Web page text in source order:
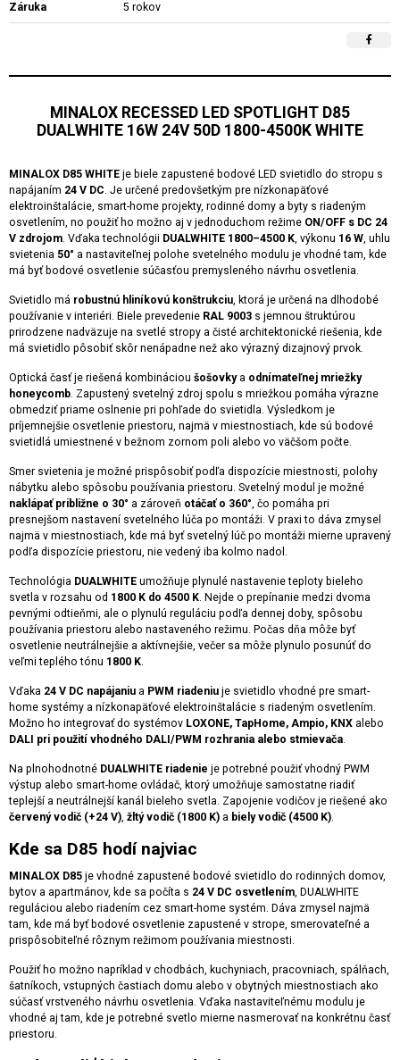
Záruka 5 rokov
MINALOX RECESSED LED SPOTLIGHT D85
DUALWHITE 16W 24V 50D 1800-4500K WHITE
MINALOX D85 WHITE je biele zapustené bodové LED svietidlo do stropu s
napájaním 24 V DC. Je určené predovšetkým pre nízkonapäťové
elektroinštalácie, smart-home projekty, rodinné domy a byty s riadeným
osvetlením, no použiť ho možno aj v jednoduchom režime ON/OFF s DC 24
V zdrojom. Vďaka technológii DUALWHITE 1800–4500 K, výkonu 16 W, uhlu
svietenia 50° a nastaviteľnej polohe svetelného modulu je vhodné tam, kde
má byť bodové osvetlenie súčasťou premysleného návrhu osvetlenia.
Svietidlo má robustnú hliníkovú konštrukciu, ktorá je určená na dlhodobé
používanie v interiéri. Biele prevedenie RAL 9003 s jemnou štruktúrou
prirodzene nadväzuje na svetlé stropy a čisté architektonické riešenia, kde
má svietidlo pôsobiť skôr nenápadne než ako výrazný dizajnový prvok.
Optická časť je riešená kombináciou šošovkya odnímateľnej mriežky
honeycomb. Zapustený svetelný zdroj spolu s mriežkou pomáha výrazne
obmedziť priame oslnenie pri pohľade do svietidla. Výsledkom je
príjemnejšie osvetlenie priestoru, najmä v miestnostiach, kde sú bodové
svietidlá umiestnené v bežnom zornom poli alebo vo väčšom počte.
Smer svietenia je možné prispôsobiť podľa dispozície miestnosti, polohy
nábytku alebo spôsobu používania priestoru. Svetelný modul je možné
naklápať približne o 30° a zároveň otáčať o 360°, čo pomáha pri
presnejšom nastavení svetelného lúča po montáži. V praxi to dáva zmysel
najmä v miestnostiach, kde má byť svetelný lúč po montáži mierne upravený
podľa dispozície priestoru, nie vedený iba kolmo nadol.
Technológia DUALWHITE umožňuje plynulé nastavenie teploty bieleho
svetla v rozsahu od 1800 K do 4500 K. Nejde o prepínanie medzi dvoma
pevnými odtieňmi, ale o plynulú reguláciu podľa dennej doby, spôsobu
používania priestoru alebo nastaveného režimu. Počas dňa môže byť
osvetlenie neutrálnejšie a aktívnejšie, večer sa môže plynulo posunúť do
veľmi teplého tónu 1800 K.
Vďaka 24 V DC napájaniu a PWM riadeniu je svietidlo vhodné pre smart-
home systémy a nízkonapäťové elektroinštalácie s riadeným osvetlením.
Možno ho integrovať do systémov LOXONE, TapHome, Ampio, KNX alebo
DALI pri použití vhodného DALI/PWM rozhrania alebo stmievača.
Na plnohodnotné DUALWHITE riadenie je potrebné použiť vhodný PWM
výstup alebo smart-home ovládač, ktorý umožňuje samostatne riadiť
teplejší a neutrálnejší kanál bieleho svetla. Zapojenie vodičov je riešené ako
červený vodič (+24 V), žltý vodič (1800 K) a biely vodič (4500 K).
Kde sa D85 hodí najviac
MINALOX D85 je vhodné zapustené bodové svietidlo do rodinných domov,
bytov a apartmánov, kde sa počíta s 24 V DC osvetlením, DUALWHITE
reguláciou alebo riadením cez smart-home systém. Dáva zmysel najmä
tam, kde má byť bodové osvetlenie zapustené v strope, smerovateľné a
prispôsobiteľné rôznym režimom používania miestnosti.
Použiť ho možno napríklad v chodbách, kuchyniach, pracovniach, spálňach,
šatníkoch, vstupných častiach domu alebo v obytných miestnostiach ako
súčasť vrstveného návrhu osvetlenia. Vďaka nastaviteľnému modulu je
vhodné aj tam, kde je potrebné svetlo mierne nasmerovať na konkrétnu časť
priestoru.